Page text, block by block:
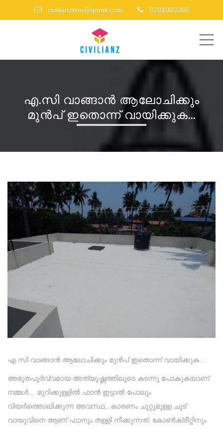
civilianztvm@gmail.com 8281003366
എ.സി വാങ്ങാൻ ആലോചിക്കും
മുൻപ് ഇതൊന്ന് വായിക്കുക...
എ.സി വാങ്ങാൻ ആലോചിക്കും മുൻപ് ഇതൊന്ന് വായിക്കുക…
അഭൂതപൂർവ്വമായ അത്യുഷ്ണത്തിലൂടെ കടന്നു പോകുകയാണ്
നമ്മൾ… മുറിക്കുള്ളിൽ ഫാൻ ഇട്ടാൽ പോലും
വിയർത്തൊലിക്കുന്ന അവസ്ഥ.. കാരണം ചുറ്റുമുള്ള ചൂട്
വായുവിനെ ആണ് ഫാനും തള്ളി നീക്കുന്നത്. കോൺക്രീറ്റിനും